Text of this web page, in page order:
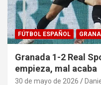
FÚTBOL ESPAÑOL
Granada 1-2 Real
empieza, mal acaba
30 de mayo de 2026